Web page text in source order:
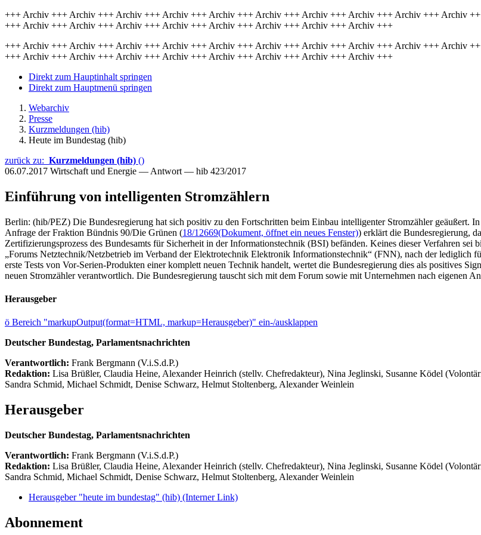
+++ Archiv +++ Archiv +++ Archiv +++ Archiv +++ Archiv +++ Archiv +++ Archiv +++ Archiv +++ Archiv +++ Archiv
+++ Archiv +++ Archiv +++ Archiv +++ Archiv +++ Archiv +++ Archiv +++ Archiv +++ Archiv +++
+++ Archiv +++ Archiv +++ Archiv +++ Archiv +++ Archiv +++ Archiv +++ Archiv +++ Archiv +++ Archiv +++ Archiv
+++ Archiv +++ Archiv +++ Archiv +++ Archiv +++ Archiv +++ Archiv +++ Archiv +++ Archiv +++
Direkt zum Hauptinhalt springen
Direkt zum Hauptmenü springen
Webarchiv
Presse
Kurzmeldungen (hib)
Heute im Bundestag (hib)
zurück zu: Kurzmeldungen (hib) ()
06.07.2017 Wirtschaft und Energie — Antwort — hib 423/2017
Einführung von intelligenten Stromzählern
Berlin: (hib/PEZ) Die Bundesregierung hat sich positiv zu den Fortschritten beim Einbau intelligenter Stromzähler geäußert.
Anfrage der Fraktion Bündnis 90/Die Grünen (18/12669(Dokument, öffnet ein neues Fenster)) erklärt die Bundesregierung,
Zertifizierungsprozess des Bundesamts für Sicherheit in der Informationstechnik (BSI) befänden. Keines dieser Verfahren sei
„Forums Netztechnik/Netzbetrieb im Verband der Elektrotechnik Elektronik Informationstechnik“ (FNN), nach der lediglich
erste Tests von Vor-Serien-Produkten einer komplett neuen Technik handelt, wertet die Bundesregierung dies als positives
neuen Stromzähler verantwortlich. Die Bundesregierung tauscht sich mit dem Forum sowie mit Unternehmen nach eigenen
Herausgeber
ö Bereich "markupOutput(format=HTML, markup=Herausgeber)" ein-/ausklappen
Deutscher Bundestag, Parlamentsnachrichten
Verantwortlich: Frank Bergmann (V.i.S.d.P.)
Redaktion: Lisa Brüßler, Claudia Heine, Alexander Heinrich (stellv. Chefredakteur), Nina Jeglinski, Susanne Ködel
Sandra Schmid, Michael Schmidt, Denise Schwarz, Helmut Stoltenberg, Alexander Weinlein
Herausgeber
Deutscher Bundestag, Parlamentsnachrichten
Verantwortlich: Frank Bergmann (V.i.S.d.P.)
Redaktion: Lisa Brüßler, Claudia Heine, Alexander Heinrich (stellv. Chefredakteur), Nina Jeglinski, Susanne Ködel
Sandra Schmid, Michael Schmidt, Denise Schwarz, Helmut Stoltenberg, Alexander Weinlein
Herausgeber "heute im bundestag" (hib) (Interner Link)
Abonnement